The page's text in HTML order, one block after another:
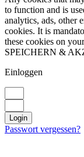
to function and is
analytics, ads, other
cookies. It is
these cookies on
SPEICHERN &
Einloggen
Login
Passwort vergessen?